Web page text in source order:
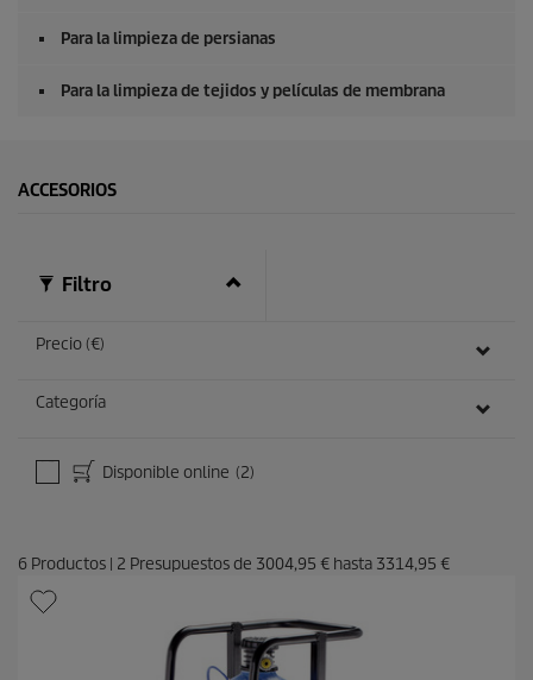
Para la limpieza de persianas
Para la limpieza de tejidos y películas de membrana
ACCESORIOS
Filtro
Precio (€)
Categoría
Disponible online (2)
6 Productos | 2 Presupuestos de 3004,95 € hasta 3314,95 €